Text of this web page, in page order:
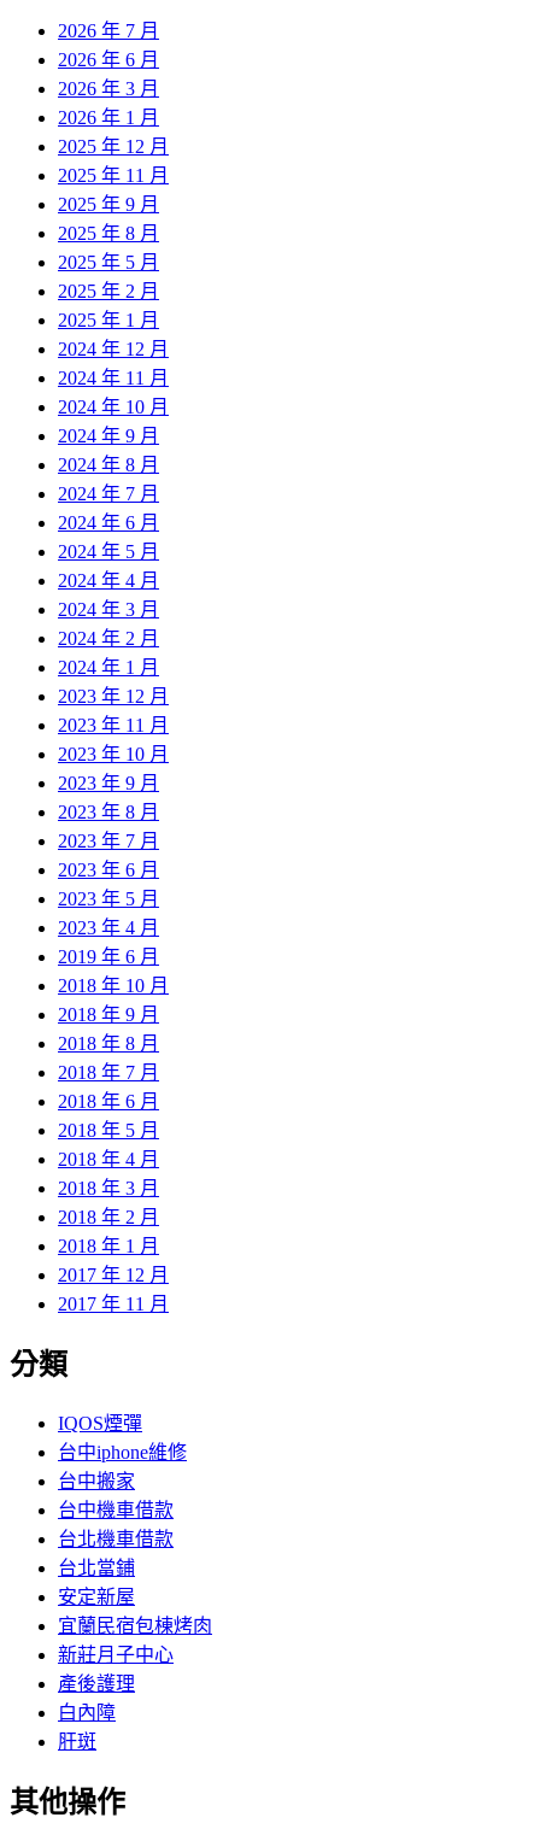
2026 年 7 月
2026 年 6 月
2026 年 3 月
2026 年 1 月
2025 年 12 月
2025 年 11 月
2025 年 9 月
2025 年 8 月
2025 年 5 月
2025 年 2 月
2025 年 1 月
2024 年 12 月
2024 年 11 月
2024 年 10 月
2024 年 9 月
2024 年 8 月
2024 年 7 月
2024 年 6 月
2024 年 5 月
2024 年 4 月
2024 年 3 月
2024 年 2 月
2024 年 1 月
2023 年 12 月
2023 年 11 月
2023 年 10 月
2023 年 9 月
2023 年 8 月
2023 年 7 月
2023 年 6 月
2023 年 5 月
2023 年 4 月
2019 年 6 月
2018 年 10 月
2018 年 9 月
2018 年 8 月
2018 年 7 月
2018 年 6 月
2018 年 5 月
2018 年 4 月
2018 年 3 月
2018 年 2 月
2018 年 1 月
2017 年 12 月
2017 年 11 月
分類
IQOS煙彈
台中iphone維修
台中搬家
台中機車借款
台北機車借款
台北當鋪
安定新屋
宜蘭民宿包棟烤肉
新莊月子中心
產後護理
白內障
肝斑
其他操作